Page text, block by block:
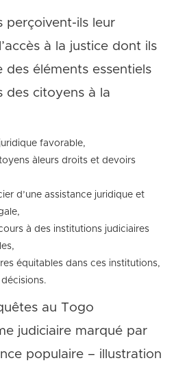
perçoivent-ils leur
à la justice dont ils
des éléments essentiels
des citoyens à la
favorable,
àleurs droits et devoirs
d’une assistance juridique et
à des institutions judiciaires
équitables dans ces institutions,
au Togo
judiciaire marqué par
populaire – illustration